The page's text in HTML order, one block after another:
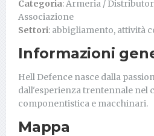
Categoria: Armeria /
Associazione
Settori: abbigliamento, attività
Informazioni
Hell Defence nasce dalla
dall'esperienza trentennale nel
componentistica e macchinari.
Mappa